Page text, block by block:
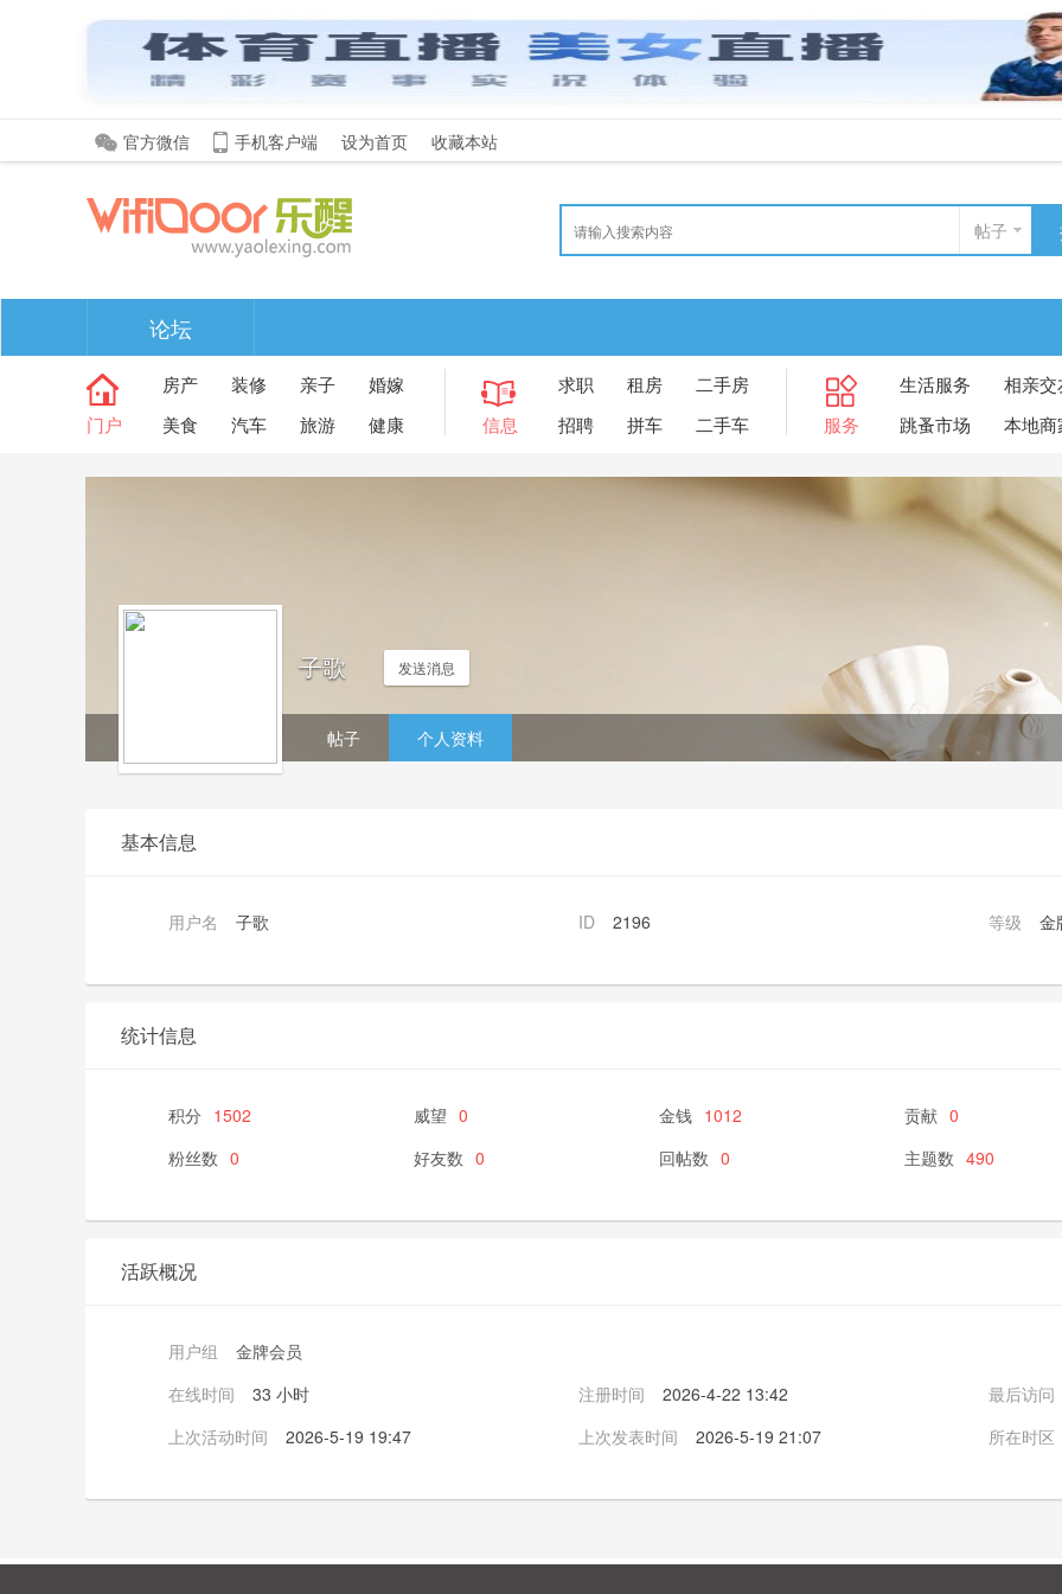
官方微信 手机客户端 设为首页 收藏本站
帖子
论坛
门户
房产 装修 亲子
婚嫁
美食
汽车 旅游 健康 信息
求职 租房
二手房
招聘
拼车 二手车 服务
生活服务
相亲交
跳蚤市场
本地商
子歌 发送消息
帖子 个人资料
基本信息
用户名 子歌 ID 2196 等级 金
统计信息
积分 1502 威望 0 金钱 1012 贡献 0
粉丝数 0 好友数 0 回帖数 0 主题数 490
活跃概况
用户组
金牌会员
在线时间
33 小时 注册时间 2026-4-22 13:42
最后访问
上次活动时间
2026-5-19 19:47 上次发表时间 2026-5-19 21:07 所在时区